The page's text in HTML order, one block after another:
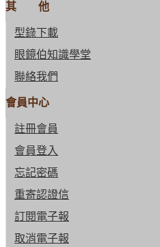
其 他
型錄下載
眼鏡伯知識學堂
聯絡我們
會員中心
註冊會員
會員登入
忘記密碼
重寄認證信
訂閱電子報
取消電子報